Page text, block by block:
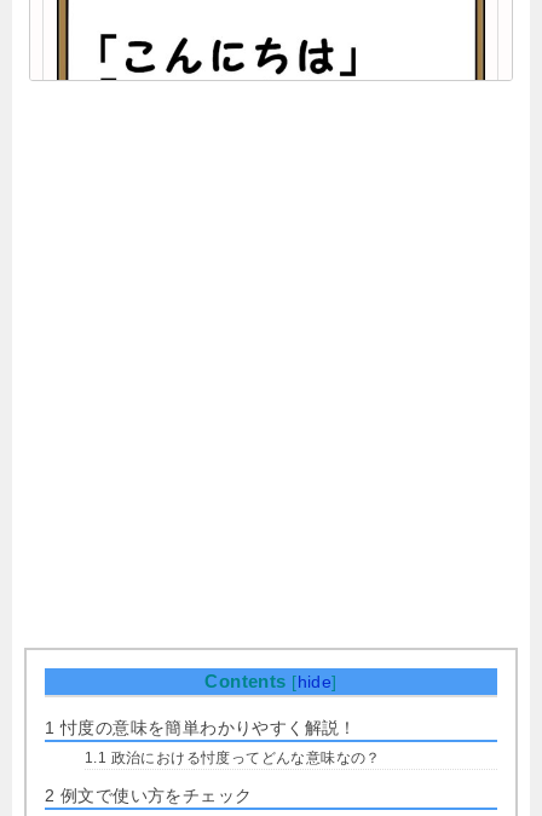
Contents [ hide]
1 忖度の意味を簡単わかりやすく解説！
1.1 政治における忖度ってどんな意味なの？
2 例文で使い方をチェック